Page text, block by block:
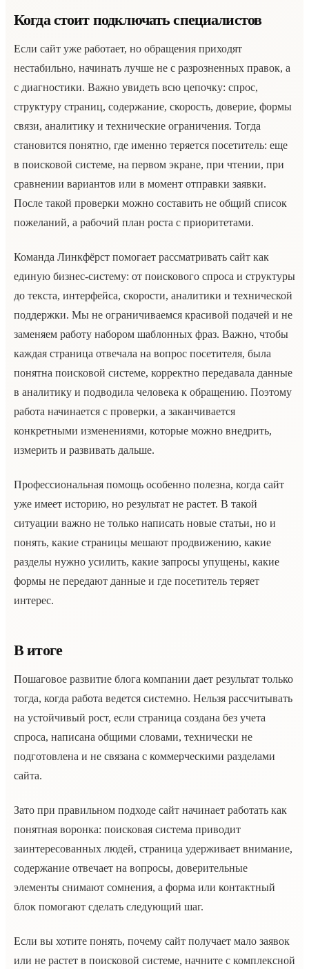
Когда стоит подключать специалистов
Если сайт уже работает, но обращения приходят
нестабильно, начинать лучше не с разрозненных правок, а
с диагностики. Важно увидеть всю цепочку: спрос,
структуру страниц, содержание, скорость, доверие, формы
связи, аналитику и технические ограничения. Тогда
становится понятно, где именно теряется посетитель: еще
в поисковой системе, на первом экране, при чтении, при
сравнении вариантов или в момент отправки заявки.
После такой проверки можно составить не общий список
пожеланий, а рабочий план роста с приоритетами.
Команда Линкфёрст помогает рассматривать сайт как
единую бизнес-систему: от поискового спроса и структуры
до текста, интерфейса, скорости, аналитики и технической
поддержки. Мы не ограничиваемся красивой подачей и не
заменяем работу набором шаблонных фраз. Важно, чтобы
каждая страница отвечала на вопрос посетителя, была
понятна поисковой системе, корректно передавала данные
в аналитику и подводила человека к обращению. Поэтому
работа начинается с проверки, а заканчивается
конкретными изменениями, которые можно внедрить,
измерить и развивать дальше.
Профессиональная помощь особенно полезна, когда сайт
уже имеет историю, но результат не растет. В такой
ситуации важно не только написать новые статьи, но и
понять, какие страницы мешают продвижению, какие
разделы нужно усилить, какие запросы упущены, какие
формы не передают данные и где посетитель теряет
интерес.
В итоге
Пошаговое развитие блога компании дает результат только
тогда, когда работа ведется системно. Нельзя рассчитывать
на устойчивый рост, если страница создана без учета
спроса, написана общими словами, технически не
подготовлена и не связана с коммерческими разделами
сайта.
Зато при правильном подходе сайт начинает работать как
понятная воронка: поисковая система приводит
заинтересованных людей, страница удерживает внимание,
содержание отвечает на вопросы, доверительные
элементы снимают сомнения, а форма или контактный
блок помогают сделать следующий шаг.
Если вы хотите понять, почему сайт получает мало заявок
или не растет в поисковой системе, начните с комплексной